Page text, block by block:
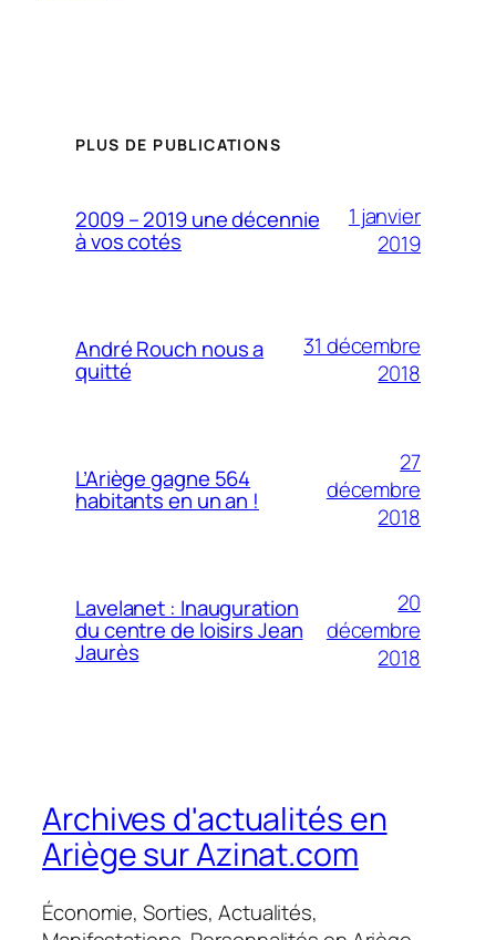
PLUS DE PUBLICATIONS
2009 – 2019 une décennie
à vos cotés
1 janvier
2019
André Rouch nous a
quitté
31 décembre
2018
L’Ariège gagne 564
habitants en un an !
27
décembre
2018
Lavelanet : Inauguration
du centre de loisirs Jean
Jaurès
20
décembre
2018
Archives d'actualités en
Ariège sur Azinat.com
Économie, Sorties, Actualités,